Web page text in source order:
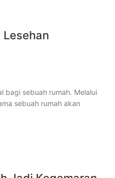
Lesehan
bagi sebuah rumah. Melalui
sebuah rumah akan